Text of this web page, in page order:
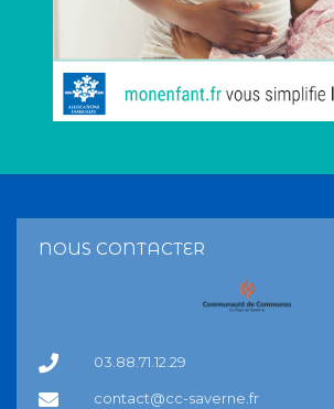
NOUS CONTACTER
03.88.71.12.29
contact@cc-saverne.fr